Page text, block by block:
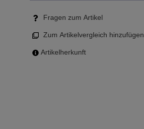
Fragen zum Artikel
Zum Artikelvergleich hinzufügen
Artikelherkunft